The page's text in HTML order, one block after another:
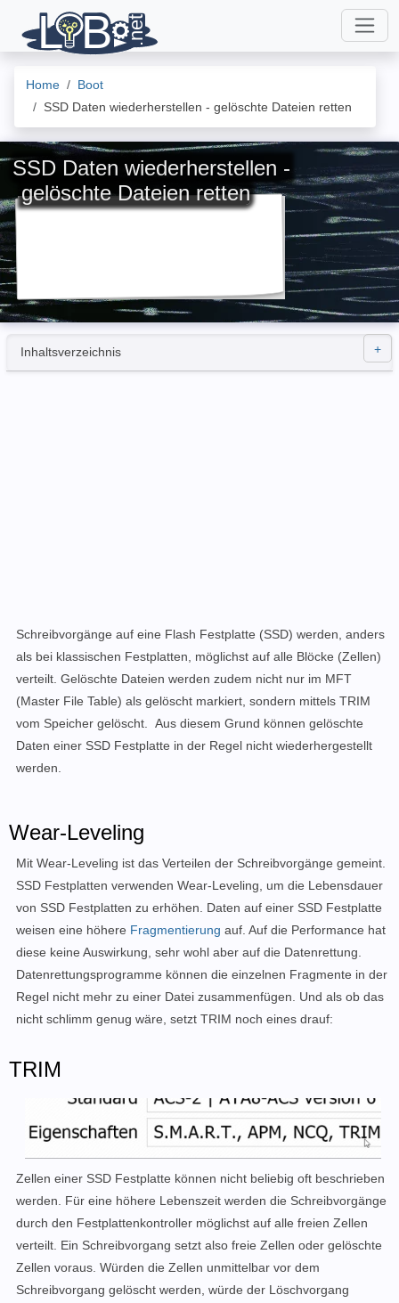
Home
Boot
SSD Daten wiederherstellen - gelöschte Dateien retten
SSD Daten wiederherstellen -
gelöschte Dateien retten
Inhaltsverzeichnis
Schreibvorgänge auf eine Flash Festplatte (SSD) werden, anders
als bei klassischen Festplatten, möglichst auf alle Blöcke (Zellen)
verteilt. Gelöschte Dateien werden zudem nicht nur im MFT
(Master File Table) als gelöscht markiert, sondern mittels TRIM
vom Speicher gelöscht. Aus diesem Grund können gelöschte
Daten einer SSD Festplatte in der Regel nicht wiederhergestellt
werden.
Wear-Leveling
Mit Wear-Leveling ist das Verteilen der Schreibvorgänge gemeint.
SSD Festplatten verwenden Wear-Leveling, um die Lebensdauer
von SSD Festplatten zu erhöhen. Daten auf einer SSD Festplatte
weisen eine höhere Fragmentierung auf. Auf die Performance hat
diese keine Auswirkung, sehr wohl aber auf die Datenrettung.
Datenrettungsprogramme können die einzelnen Fragmente in der
Regel nicht mehr zu einer Datei zusammenfügen. Und als ob das
nicht schlimm genug wäre, setzt TRIM noch eines drauf:
TRIM
Zellen einer SSD Festplatte können nicht beliebig oft beschrieben
werden. Für eine höhere Lebenszeit werden die Schreibvorgänge
durch den Festplattenkontroller möglichst auf alle freien Zellen
verteilt. Ein Schreibvorgang setzt also freie Zellen oder gelöschte
Zellen voraus. Würden die Zellen unmittelbar vor dem
Schreibvorgang gelöscht werden, würde der Löschvorgang